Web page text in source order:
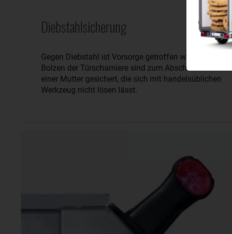
Diebstahlsicherung
Gegen Diebstahl ist Vorsorge getroffen worden. Die
Bolzen der Türscharniere sind zum Abschluss mit
einer Mutter gesichert, die sich mit handelsüblichen
Werkzeug nicht lösen lässt.